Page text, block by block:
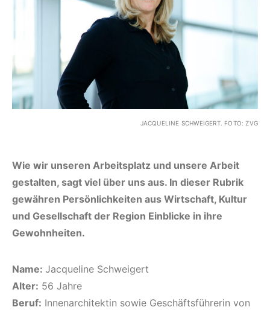
JACQUELINE SCHWEIGERT. FOTO: ZVG
Wie wir unseren Arbeitsplatz und unsere Arbeit
gestalten, sagt viel über uns aus. In dieser Rubrik
gewähren Persönlichkeiten aus Wirtschaft, Kultur
und Gesellschaft der Region Einblicke in ihre
Gewohnheiten.
Name: Jacqueline Schweigert
Alter: 56 Jahre
Beruf: Innenarchitektin sowie Geschäftsführerin von